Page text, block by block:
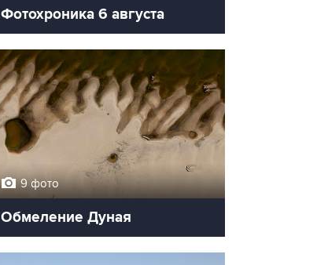
Фотохроника 6 августа
9 фото
Обмеление Дуная